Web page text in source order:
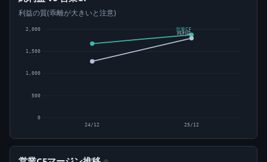
利益の質(乖離が大きいと注意)
0
500
1,000
1,500
2,000 営業CF
純利益
24/12 25/12